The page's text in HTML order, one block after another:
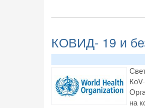
КОВИД- 19 и
на